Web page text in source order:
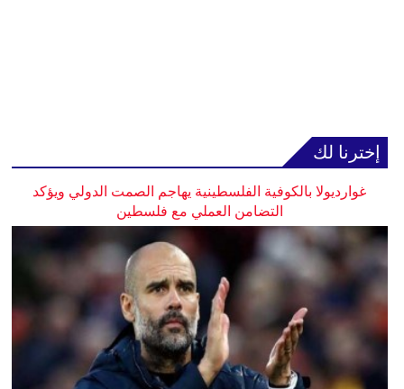
إخترنا لك
غوارديولا بالكوفية الفلسطينية يهاجم الصمت الدولي ويؤكد
التضامن العملي مع فلسطين